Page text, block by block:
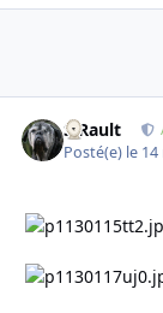
S.Rault
Posté(e) le